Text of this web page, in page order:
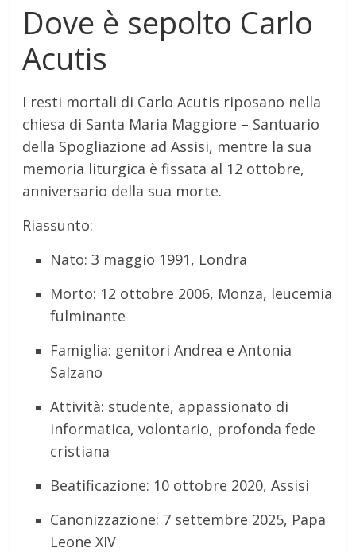
Dove è sepolto Carlo
Acutis
I resti mortali di Carlo Acutis riposano nella
chiesa di Santa Maria Maggiore – Santuario
della Spogliazione ad Assisi, mentre la sua
memoria liturgica è fissata al 12 ottobre,
anniversario della sua morte.
Riassunto:
Nato: 3 maggio 1991, Londra
Morto: 12 ottobre 2006, Monza, leucemia
fulminante
Famiglia: genitori Andrea e Antonia
Salzano
Attività: studente, appassionato di
informatica, volontario, profonda fede
cristiana
Beatificazione: 10 ottobre 2020, Assisi
Canonizzazione: 7 settembre 2025, Papa
Leone XIV